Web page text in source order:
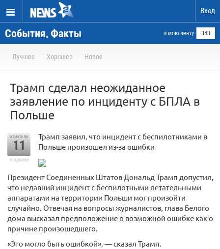
Вход
События, Факты в мою ленту 343
Лучшее Хорошее Новое
Трамп сделал неожиданное
заявление по инциденту с БПЛА в
Польше
отметили
11
в архиве
Трамп заявил, что инцидент с беспилотниками в
Польше произошел из-за ошибки
Президент Соединенных Штатов Дональд Трамп допустил,
что недавний инцидент с беспилотными летательными
аппаратами на территории Польши мог произойти
случайно. Отвечая на вопросы журналистов, глава Белого
дома высказал предположение о возможной ошибке как о
причине произошедшего.
«Это могло быть ошибкой», — сказал Трамп.